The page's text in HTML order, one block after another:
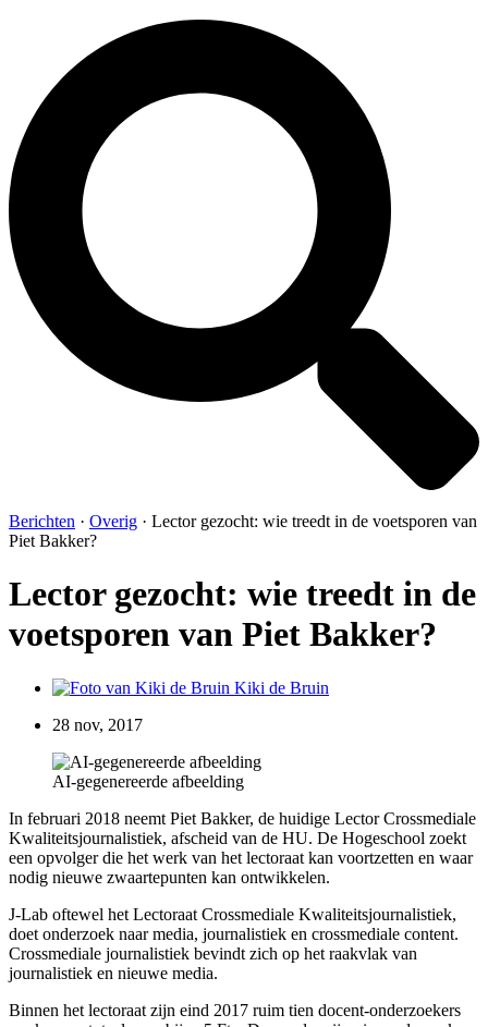
Berichten · Overig · Lector gezocht: wie treedt in de voetsporen van
Piet Bakker?
Lector gezocht: wie treedt in de
voetsporen van Piet Bakker?
Kiki de Bruin
28 nov, 2017
AI-gegenereerde afbeelding
In februari 2018 neemt Piet Bakker, de huidige Lector Crossmediale
Kwaliteitsjournalistiek, afscheid van de HU. De Hogeschool zoekt
een opvolger die het werk van het lectoraat kan voortzetten en waar
nodig nieuwe zwaartepunten kan ontwikkelen.
J-Lab oftewel het Lectoraat Crossmediale Kwaliteitsjournalistiek,
doet onderzoek naar media, journalistiek en crossmediale content.
Crossmediale journalistiek bevindt zich op het raakvlak van
journalistiek en nieuwe media.
Binnen het lectoraat zijn eind 2017 ruim tien docent-onderzoekers